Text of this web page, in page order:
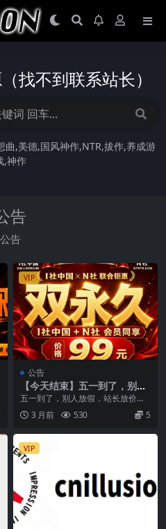
找不到联系站长）
曲 美德 国风神作 NTR 拔作 养成游
神作
告
公告
VIP
公告
【今天结束】五一到了，别人
放假，站长放价。（99元2个
五一到了，别人放假，站长放价。
这次不绕弯子： I社中国 + N社，双
站永久会员...
3 月前 530 5
VIP